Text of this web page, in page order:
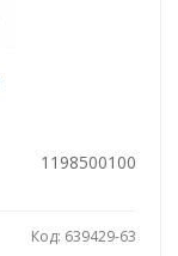
1198500100
Код: 639429-63